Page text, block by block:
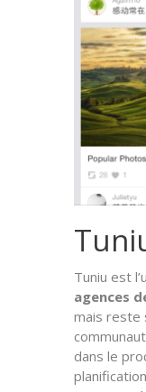
Tuniu est
agences
mais reste
dans le